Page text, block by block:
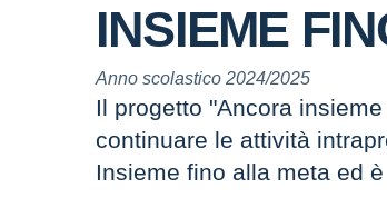
INSIEME
Anno scolastico 2024/2025
Il progetto "Ancora
continuare le attività
Insieme fino alla meta ed